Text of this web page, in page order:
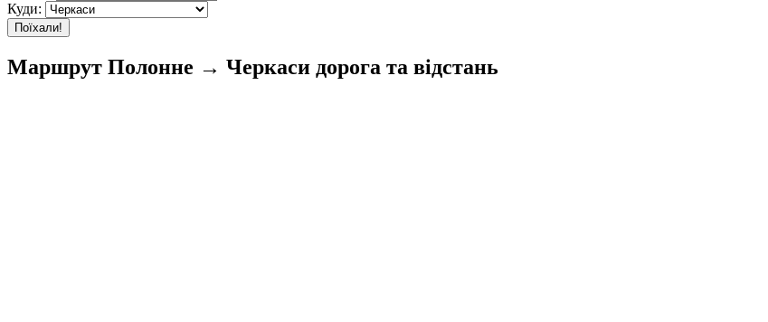
Куди:
Поїхали!
Маршрут Полонне → Черкаси дорога та відстань